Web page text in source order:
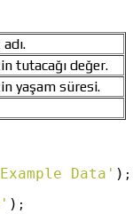
tutacağı değer.
yaşam süresi.
Data' ) ;
) ;